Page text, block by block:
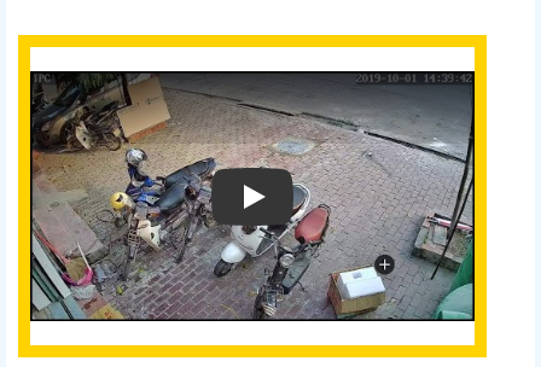
Xem video DAHUA DHI-XVR5216AN-4KL-